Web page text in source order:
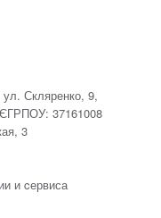
Скляренко, 9,
37161008
3
и cервиса